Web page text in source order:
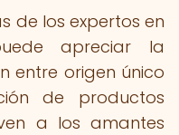
de los expertos en
apreciar la
entre origen único
de productos
a los amantes